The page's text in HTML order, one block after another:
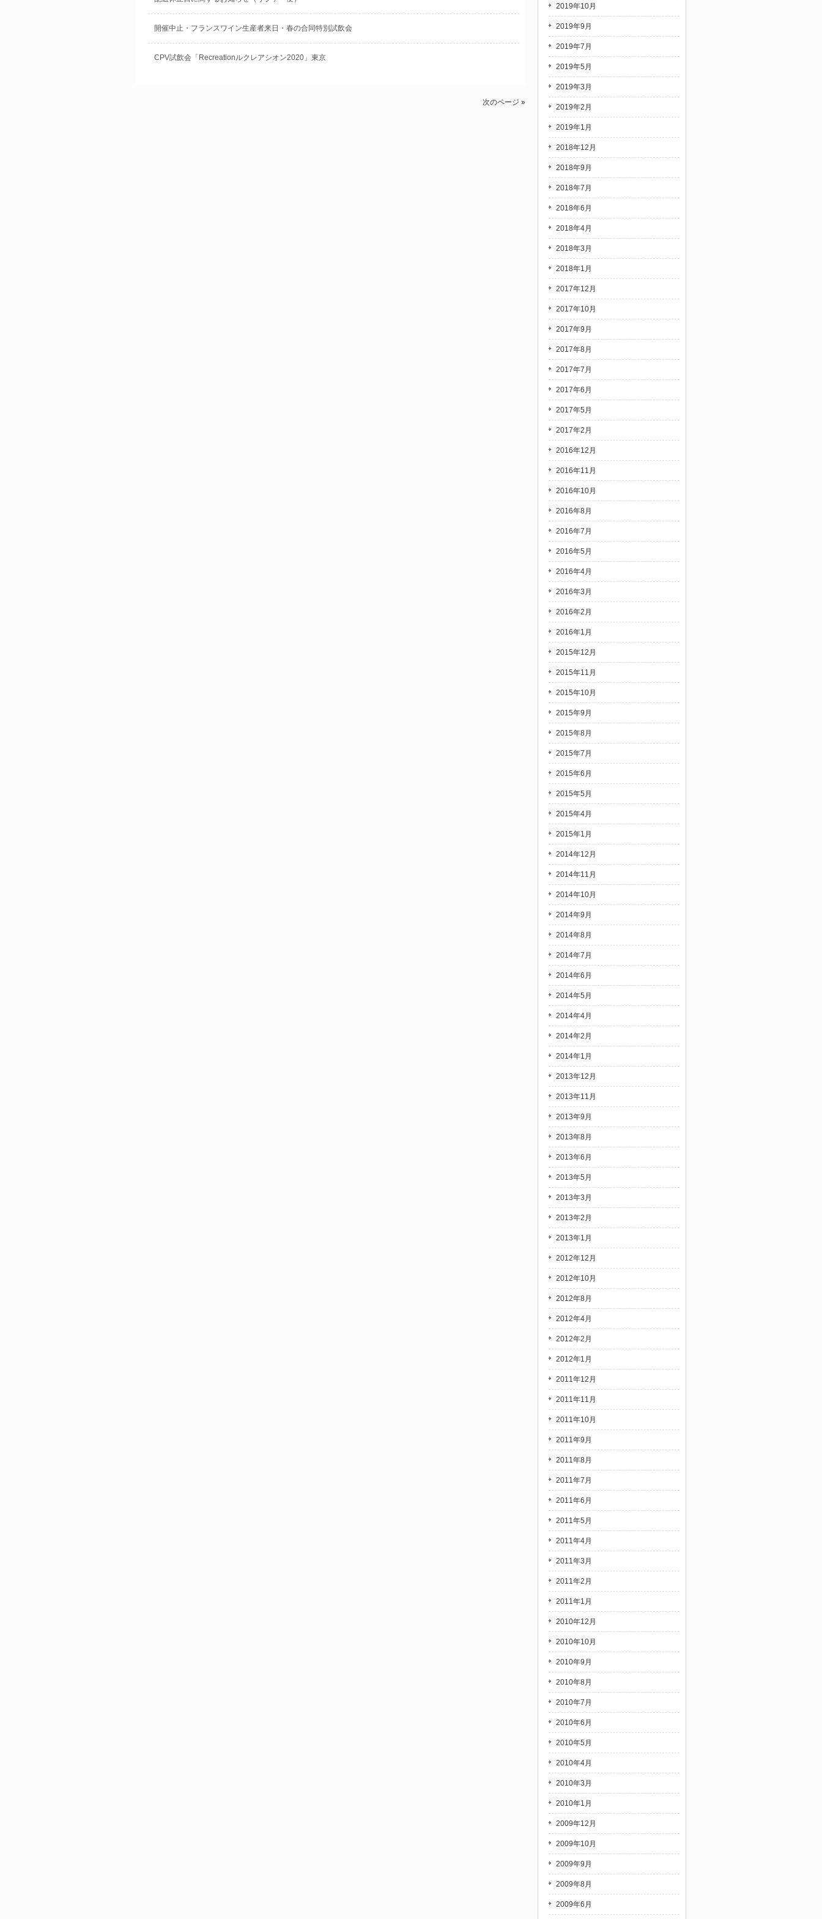
開催中止・フランスワイン生産者来日・春の合同特別試飲会
CPV試飲会「Recreationルクレアシオン2020」東京
次のページ »
2019年10月
2019年9月
2019年7月
2019年5月
2019年3月
2019年2月
2019年1月
2018年12月
2018年9月
2018年7月
2018年6月
2018年4月
2018年3月
2018年1月
2017年12月
2017年10月
2017年9月
2017年8月
2017年7月
2017年6月
2017年5月
2017年2月
2016年12月
2016年11月
2016年10月
2016年8月
2016年7月
2016年5月
2016年4月
2016年3月
2016年2月
2016年1月
2015年12月
2015年11月
2015年10月
2015年9月
2015年8月
2015年7月
2015年6月
2015年5月
2015年4月
2015年1月
2014年12月
2014年11月
2014年10月
2014年9月
2014年8月
2014年7月
2014年6月
2014年5月
2014年4月
2014年2月
2014年1月
2013年12月
2013年11月
2013年9月
2013年8月
2013年6月
2013年5月
2013年3月
2013年2月
2013年1月
2012年12月
2012年10月
2012年8月
2012年4月
2012年2月
2012年1月
2011年12月
2011年11月
2011年10月
2011年9月
2011年8月
2011年7月
2011年6月
2011年5月
2011年4月
2011年3月
2011年2月
2011年1月
2010年12月
2010年10月
2010年9月
2010年8月
2010年7月
2010年6月
2010年5月
2010年4月
2010年3月
2010年1月
2009年12月
2009年10月
2009年9月
2009年8月
2009年6月